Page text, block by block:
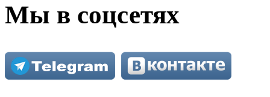
Мы в соцсетях